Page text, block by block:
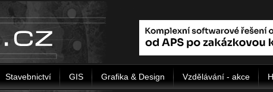
Stavebnictví GIS Grafika & Design Vzdělávání - akce